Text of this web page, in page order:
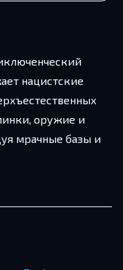
нацистские
оружие и
мрачные базы и